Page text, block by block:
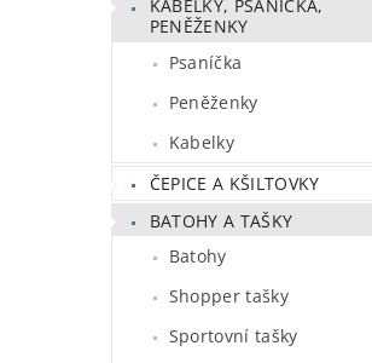
KABELKY, PSANÍČKA,
PENĚŽENKY
Psaníčka
Peněženky
Kabelky
ČEPICE A KŠILTOVKY
BATOHY A TAŠKY
Batohy
Shopper tašky
Sportovní tašky